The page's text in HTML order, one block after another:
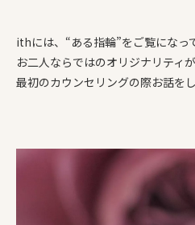
ithには、“ある指輪”をご覧になっ
お二人ならではのオリジナリティ
最初のカウンセリングの際お話を